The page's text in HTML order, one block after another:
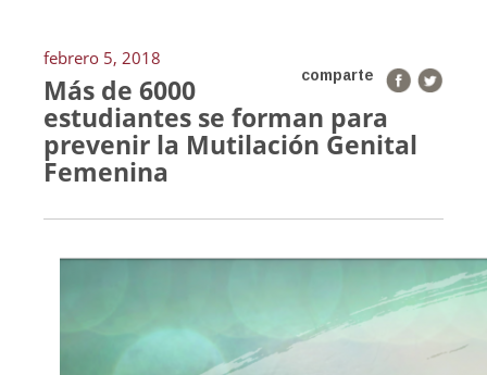
febrero 5, 2018
comparte
Más de 6000
estudiantes se forman para
prevenir la Mutilación Genital
Femenina